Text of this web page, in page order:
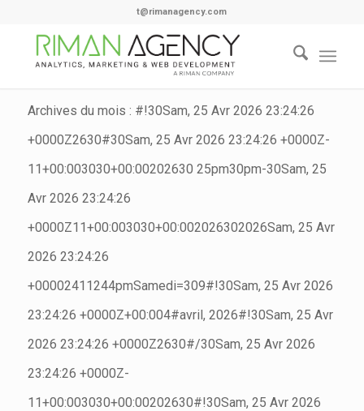
t@rimanagency.com
Archives du mois : #!30Sam, 25 Avr 2026 23:24:26
+0000Z2630#30Sam, 25 Avr 2026 23:24:26 +0000Z-
11+00:003030+00:00202630 25pm30pm-30Sam, 25
Avr 2026 23:24:26
+0000Z11+00:003030+00:002026302026Sam, 25 Avr
2026 23:24:26
+00002411244pmSamedi=309#!30Sam, 25 Avr 2026
23:24:26 +0000Z+00:004#avril, 2026#!30Sam, 25 Avr
2026 23:24:26 +0000Z2630#/30Sam, 25 Avr 2026
23:24:26 +0000Z-
11+00:003030+00:00202630#!30Sam, 25 Avr 2026